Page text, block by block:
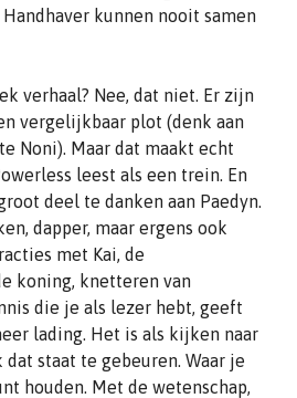
kunnen nooit samen
verhaal? Nee, dat niet. Er zijn
vergelijkbaar plot (denk aan
Noni). Maar dat maakt echt
leest als een trein. En
deel te danken aan Paedyn.
dapper, maar ergens ook
met Kai, de
koning, knetteren van
die je als lezer hebt, geeft
lading. Het is als kijken naar
staat te gebeuren. Waar je
houden. Met de wetenschap,